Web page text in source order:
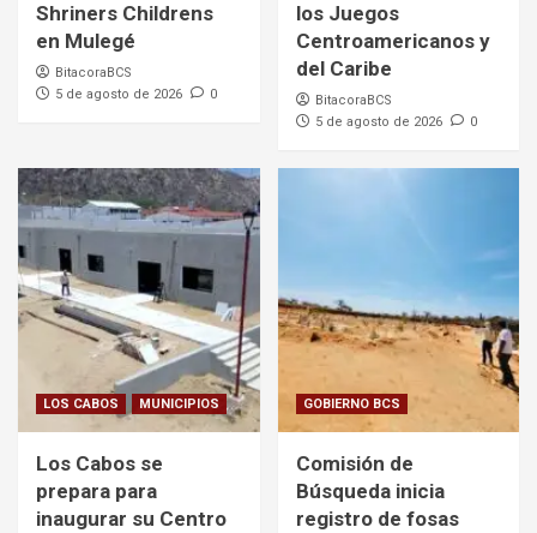
Shriners Childrens
en Mulegé
BitacoraBCS
5 de agosto de 2026
0
los Juegos
Centroamericanos y
del Caribe
BitacoraBCS
5 de agosto de 2026
0
LOS CABOS MUNICIPIOS
Los Cabos se
prepara para
inaugurar su Centro
GOBIERNO BCS
Comisión de
Búsqueda inicia
registro de fosas